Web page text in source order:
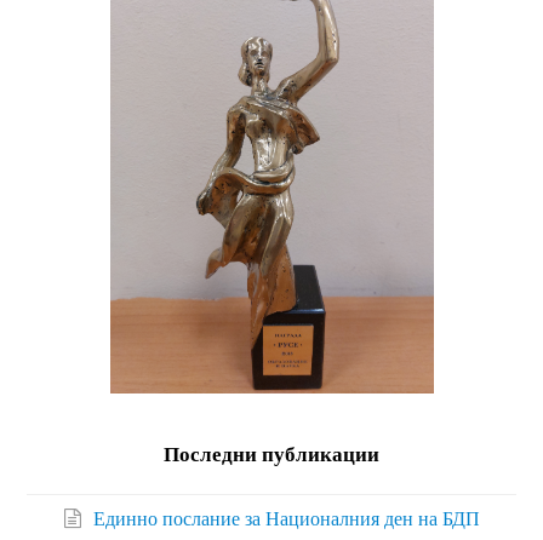
Последни публикации
Единно послание за Националния ден на БДП